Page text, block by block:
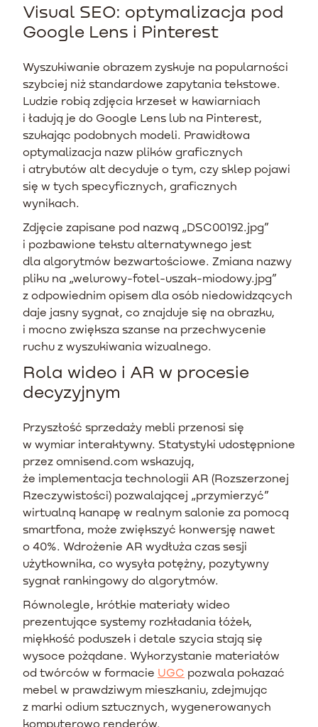
Visual SEO: optymalizacja pod
Google Lens i Pinterest
Wyszukiwanie obrazem zyskuje na popularności
szybciej niż standardowe zapytania tekstowe.
Ludzie robią zdjęcia krzeseł w kawiarniach
i ładują je do Google Lens lub na Pinterest,
szukając podobnych modeli. Prawidłowa
optymalizacja nazw plików graficznych
i atrybutów alt decyduje o tym, czy sklep pojawi
się w tych specyficznych, graficznych
wynikach.
Zdjęcie zapisane pod nazwą „DSC00192.jpg”
i pozbawione tekstu alternatywnego jest
dla algorytmów bezwartościowe. Zmiana nazwy
pliku na „welurowy-fotel-uszak-miodowy.jpg”
z odpowiednim opisem dla osób niedowidzących
daje jasny sygnał, co znajduje się na obrazku,
i mocno zwiększa szanse na przechwycenie
ruchu z wyszukiwania wizualnego.
Rola wideo i AR w procesie
decyzyjnym
Przyszłość sprzedaży mebli przenosi się
w wymiar interaktywny. Statystyki udostępnione
przez omnisend.com wskazują,
że implementacja technologii AR (Rozszerzonej
Rzeczywistości) pozwalającej „przymierzyć”
wirtualną kanapę w realnym salonie za pomocą
smartfona, może zwiększyć konwersję nawet
o 40%. Wdrożenie AR wydłuża czas sesji
użytkownika, co wysyła potężny, pozytywny
sygnał rankingowy do algorytmów.
Równolegle, krótkie materiały wideo
prezentujące systemy rozkładania łóżek,
miękkość poduszek i detale szycia stają się
wysoce pożądane. Wykorzystanie materiałów
od twórców w formacie UGC pozwala pokazać
mebel w prawdziwym mieszkaniu, zdejmując
z marki odium sztucznych, wygenerowanych
komputerowo renderów.